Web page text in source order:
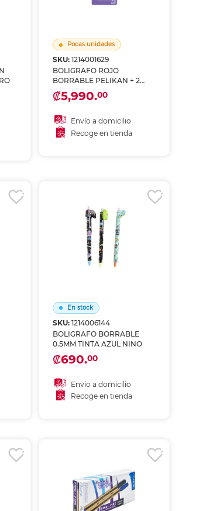
Pocas unidades
SKU: 1214001629
BOLIGRAFO ROJO
BORRABLE PELIKAN + 2
REPUESTOS
₡5,990.00
Envío a domicilio
Recoge en tienda
En stock
SKU: 1214006144
BOLIGRAFO BORRABLE
0.5MM TINTA AZUL NINO
₡690.00
Envío a domicilio
Recoge en tienda